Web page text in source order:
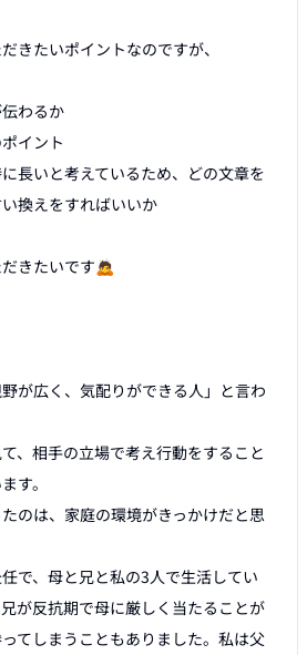
きたいポイントなのですが、
わるか
イント
長いと考えているため、どの文章を
換えをすればいいか
きたいです🙇
が広く、気配りができる人」と言わ
、相手の立場で考え行動をすること
す。
のは、家庭の環境がきっかけだと思
で、母と兄と私の3人で生活してい
が反抗期で母に厳しく当たることが
てしまうこともありました。私は父